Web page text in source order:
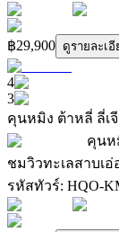
฿29,900 ดูรายละเอี
4
3
คุนหมิง ต้าหลี่ ลี่เ
คุนห
ชมวิวทะเลสาบเ
รหัสทัวร์: HQO-